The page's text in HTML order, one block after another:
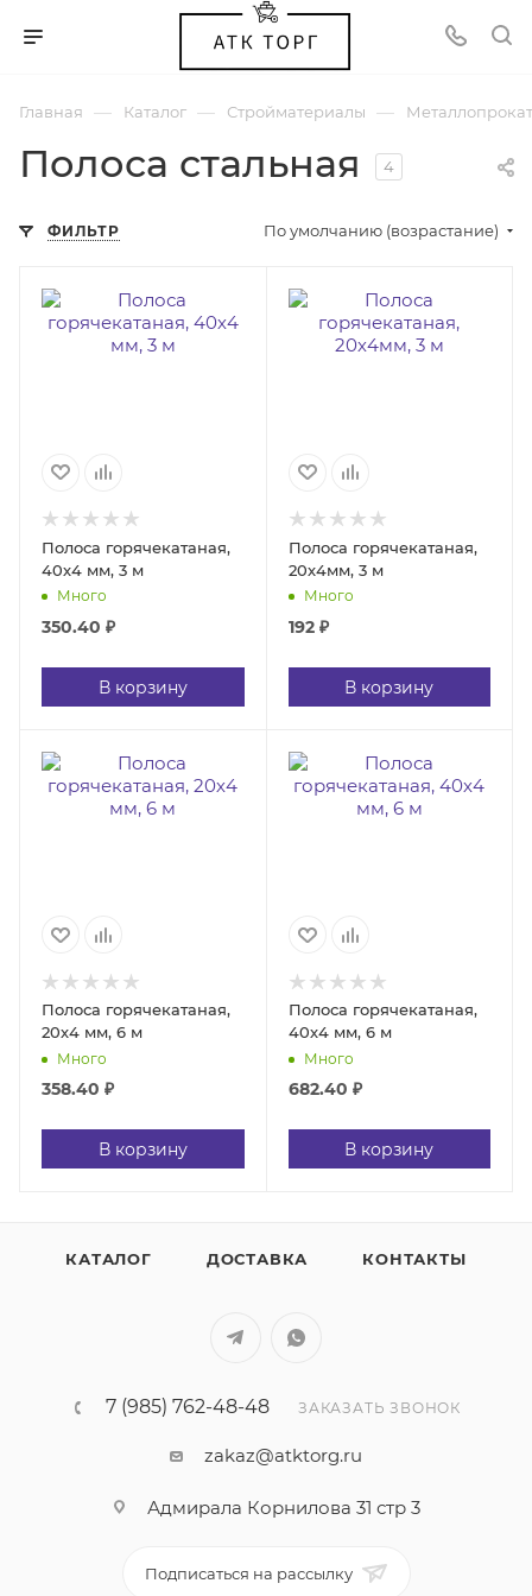
Главная — Каталог — Стройматериалы — Металлопрокат
Полоса стальная 4
ФИЛЬТР По умолчанию (возрастание)
Полоса горячекатаная,
40х4 мм, 3 м
Много
350.40 ₽
В корзину
Полоса горячекатаная,
20х4мм, 3 м
Много
192₽
В корзину
Полоса горячекатаная,
20х4 мм, 6 м
Много
358.40 ₽
В корзину
Полоса горячекатаная,
40х4 мм, 6 м
Много
682.40 ₽
В корзину
КАТАЛОГ ДОСТАВКА КОНТАКТЫ
7 (985) 762-48-48 ЗАКАЗАТЬ ЗВОНОК
zakaz@atktorg.ru
Адмирала Корнилова 31 стр 3
Подписаться на рассылку